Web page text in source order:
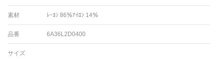
素材 ﾚｰﾖﾝ 86％ﾅｲﾛﾝ 14％
品番 6A36L2D0400
サイズ